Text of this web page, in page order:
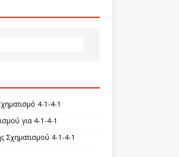
4-1-4-1
για 4-1-4-1
Σχηματισμού 4-1-4-1